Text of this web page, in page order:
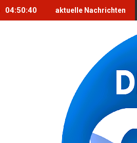
04:50:41 aktuelle Nachrichten